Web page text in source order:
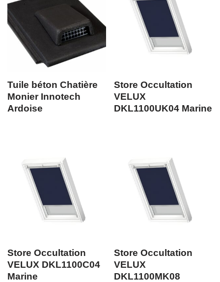
Tuile béton Chatière
Monier Innotech
Ardoise
Store Occultation
VELUX
DKL1100UK04 Marine
Store Occultation
VELUX DKL1100C04
Marine
Store Occultation
VELUX
DKL1100MK08